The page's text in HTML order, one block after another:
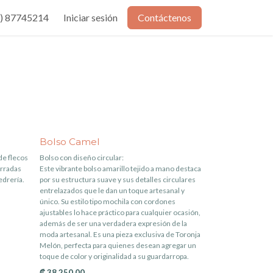
87745214 Iniciar sesión Contáctenos
flecos
Bolso Camel
Bolso con diseño circular:
Este vibrante bolso amarillo tejido a mano destaca
por su estructura suave y sus detalles circulares
entrelazados que le dan un toque artesanal y
único. Su estilo tipo mochila con cordones
ajustables lo hace práctico para cualquier ocasión,
además de ser una verdadera expresión de la
moda artesanal. Es una pieza exclusiva de Toronja
Melón, perfecta para quienes desean agregar un
toque de color y originalidad a su guardarropa.